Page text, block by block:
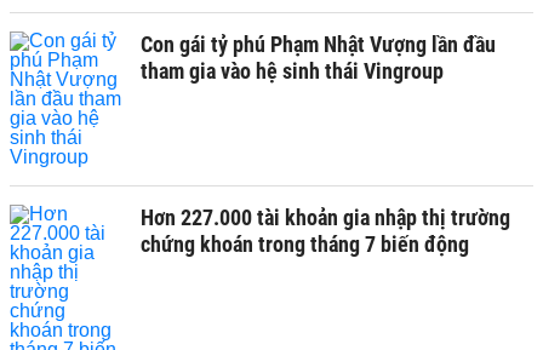
Con gái tỷ phú Phạm Nhật Vượng lần đầu
tham gia vào hệ sinh thái Vingroup
Hơn 227.000 tài khoản gia nhập thị trường
chứng khoán trong tháng 7 biến động